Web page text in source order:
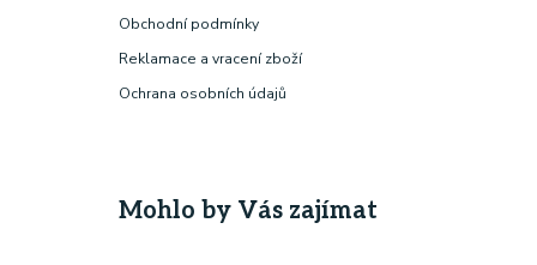
Obchodní podmínky
Reklamace a vracení zboží
Ochrana osobních údajů
Mohlo by Vás zajímat